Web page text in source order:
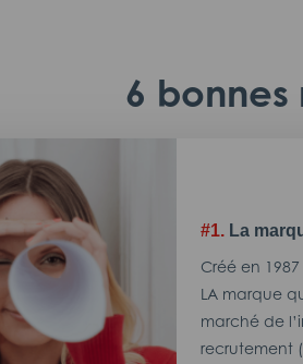
6
#1. La
Créé en
LA marque
marché de
recrutement